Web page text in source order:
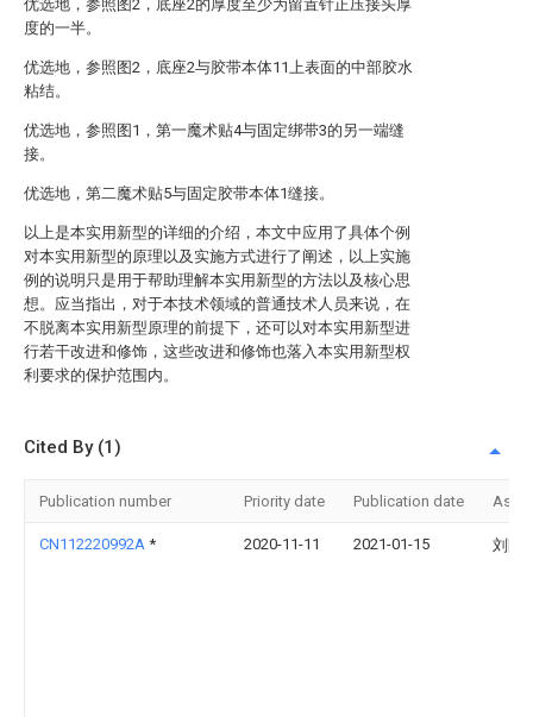
优选地，参照图2，底座2的厚度至少为留置针正压接头厚
度的一半。
优选地，参照图2，底座2与胶带本体11上表面的中部胶水
粘结。
优选地，参照图1，第一魔术贴4与固定绑带3的另一端缝
接。
优选地，第二魔术贴5与固定胶带本体1缝接。
以上是本实用新型的详细的介绍，本文中应用了具体个例
对本实用新型的原理以及实施方式进行了阐述，以上实施
例的说明只是用于帮助理解本实用新型的方法以及核心思
想。应当指出，对于本技术领域的普通技术人员来说，在
不脱离本实用新型原理的前提下，还可以对本实用新型进
行若干改进和修饰，这些改进和修饰也落入本实用新型权
利要求的保护范围内。
Cited By (1)
Publication number Priority date Publication date
CN112220992A * 2020-11-11 2021-01-15 刘阳